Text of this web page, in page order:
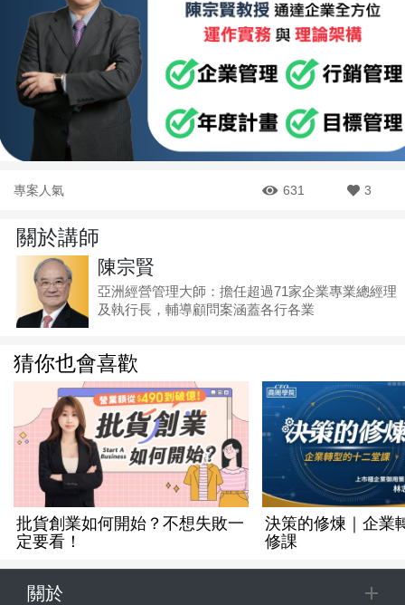
專案人氣 631 3
關於講師
陳宗賢
亞洲經營管理大師：擔任超過71家企業專業總經理
及執行長，輔導顧問案涵蓋各行各業
猜你也會喜歡
批貨創業如何開始？不想失敗一
定要看！
決策的修煉｜企業
修課
關於